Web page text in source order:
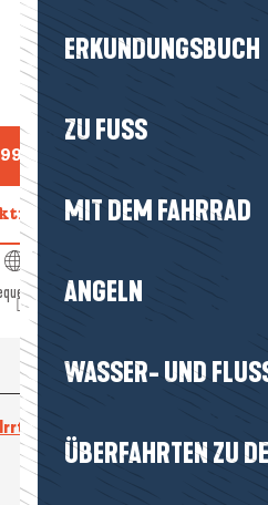
ERKUNDUNGSBUCH
ZU FUSS
MIT DEM FAHRRAD
ANGELN
WASSER- UND
ÜBERFAHRTEN ZU
90 41
Sie uns
angeben